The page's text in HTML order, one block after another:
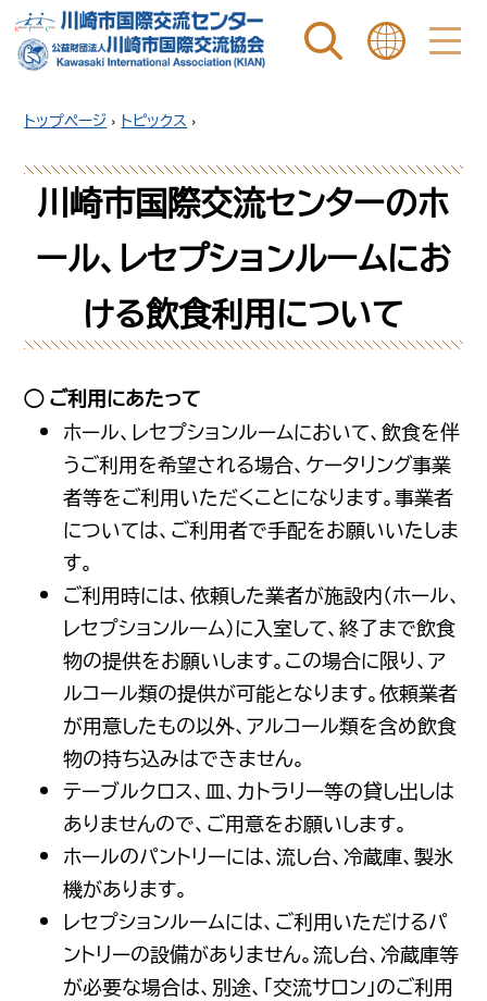
ページ内を検索
ことば
トップページ › トピックス ›
川崎市国際交流センターのホ
ール、レセプションルームにお
ける飲食利用について
ご利用にあたって
ホール、レセプションルームにおいて、飲食を伴
うご利用を希望される場合、ケータリング事業
者等をご利用いただくことになります。事業者
については、ご利用者で手配をお願いいたしま
す。
ご利用時には、依頼した業者が施設内（ホール、
レセプションルーム）に入室して、終了まで飲食
物の提供をお願いします。この場合に限り、ア
ルコール類の提供が可能となります。依頼業者
が用意したもの以外、アルコール類を含め飲食
物の持ち込みはできません。
テーブルクロス、皿、カトラリー等の貸し出しは
ありませんので、ご用意をお願いします。
ホールのパントリーには、流し台、冷蔵庫、製氷
機があります。
レセプションルームには、ご利用いただけるパ
ントリーの設備がありません。流し台、冷蔵庫等
が必要な場合は、別途、「交流サロン」のご利用